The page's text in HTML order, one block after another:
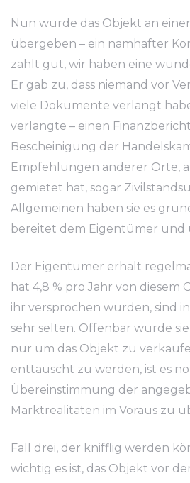
Nun wurde das Objekt an
übergeben – ein namhafter
zahlt gut, wir haben eine
Er gab zu, dass niemand vor
viele Dokumente verlangt
verlangte – einen
Bescheinigung der
Empfehlungen anderer Orte,
gemietet hat, sogar
Allgemeinen haben sie es
bereitet dem Eigentümer und
Der Eigentümer erhält
hat 4,8 % pro Jahr von diesem
ihr versprochen wurden, sind
sehr selten. Offenbar wurde
nur um das Objekt zu
enttäuscht zu werden, ist es
Übereinstimmung der
Marktrealitäten im Voraus zu
Fall drei, der knifflig werden
wichtig es ist, das Objekt vor